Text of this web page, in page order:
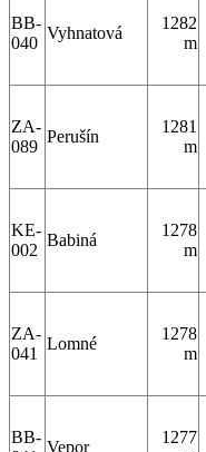
BB-
040
Vyhnatová
1282
m
ZA-
089
Perušín
1281
m
KE-
002
Babiná
1278
m
ZA-
041
Lomné
1278
m
BB-
Vepor
1277